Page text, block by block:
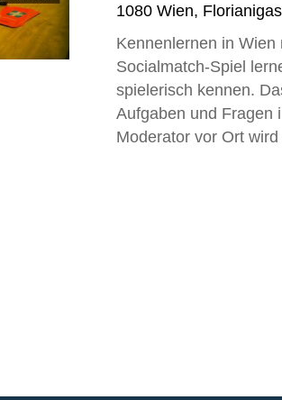
1080 Wien,
Kennenlernen in
Socialmatch-Spiel
spielerisch kennen.
Aufgaben und Fragen
Moderator vor Ort